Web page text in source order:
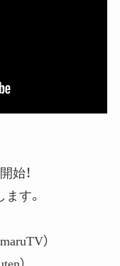
始！
す。
）